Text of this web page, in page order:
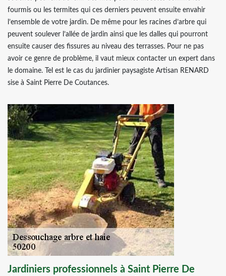
fourmis ou les termites qui ces derniers peuvent ensuite envahir
l’ensemble de votre jardin. De même pour les racines d’arbre qui
peuvent soulever l’allée de jardin ainsi que les dalles qui pourront
ensuite causer des fissures au niveau des terrasses. Pour ne pas
avoir ce genre de problème, il vaut mieux contacter un expert dans
le domaine. Tel est le cas du jardinier paysagiste Artisan RENARD
sise à Saint Pierre De Coutances.
Jardiniers professionnels à Saint Pierre De